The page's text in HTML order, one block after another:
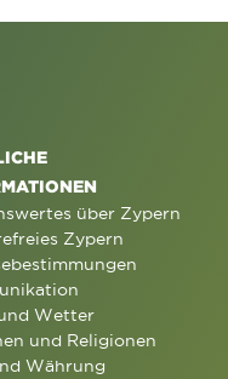
über Zypern
Zypern
Wetter
und Religionen
Währung